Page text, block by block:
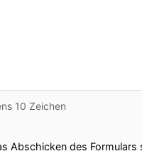
10 Zeichen
Abschicken des Formulars